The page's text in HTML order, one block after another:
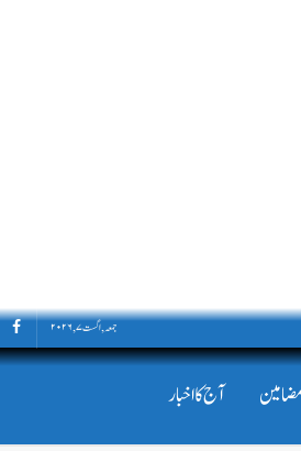
جمعہ, اگست ۷, ۲۰۲۶
آج کا اخبار